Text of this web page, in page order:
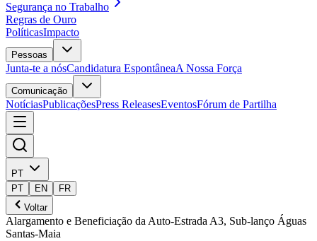
Segurança no Trabalho
Regras de Ouro
PolíticasImpacto
Pessoas
Junta-te a nósCandidatura EspontâneaA Nossa Força
Comunicação
NotíciasPublicaçõesPress ReleasesEventosFórum de Partilha
PT
PT
EN
FR
Voltar
Alargamento e Beneficiação da Auto-Estrada A3, Sub-lanço Águas
Santas-Maia